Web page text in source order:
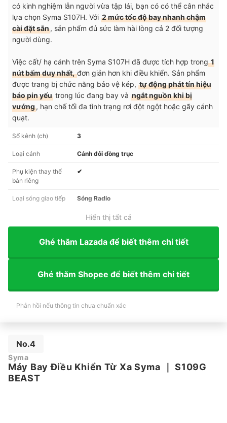
có kinh nghiệm lẫn người vừa tập lái, bạn có có thể cân nhắc
lựa chọn Syma S107H. Với 2 mức tốc độ bay nhanh chậm
cài đặt sẵn, sản phẩm đủ sức làm hài lòng cả 2 đối tượng
người dùng.
Việc cất/ hạ cánh trên Syma S107H đã được tích hợp trong1
nút bấm duy nhất,đơn giản hơn khi điều khiển. Sản phẩm
được trang bị chức năng bảo vệ kép, tự động phát tín hiệu
báo pin yếu trong lúc đang bay và ngắt nguồn khi bị
vướng, hạn chế tối đa tình trạng rơi đột ngột hoặc gãy cánh
quạt.
Số kênh (ch) 3
Loại cánh Cánh đôi đồng trục
Phụ kiện thay thế
bán riêng
✔︎
Loại sóng giao tiếp Sóng Radio
Hiển thị tất cả
Ghé thăm Lazada để biết thêm chi tiết
Ghé thăm Shopee để biết thêm chi tiết
Phản hồi nếu thông tin chưa chuẩn xác
No.4
Syma
Máy Bay Điều Khiển Từ Xa Syma ｜S109G
BEAST